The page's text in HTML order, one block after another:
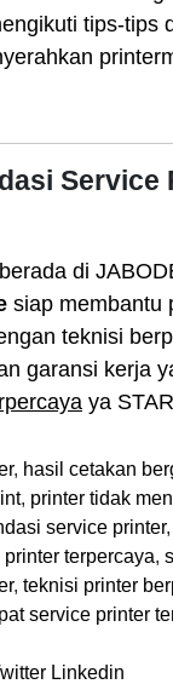
tips-tips
Service
di
siap membantu
teknisi
garansi kerja
ya
, hasil cetakan
, printer tidak
service printer,
terpercaya,
, teknisi printer
service printer
Linkedin